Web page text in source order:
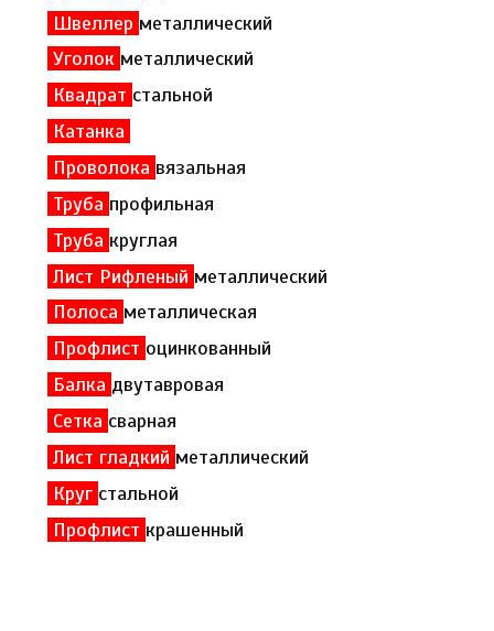
Швеллер металлический
Уголок металлический
Квадрат стальной
Катанка
Проволока вязальная
Труба профильная
Труба круглая
Лист Рифленый металлический
Полоса металлическая
Профлист оцинкованный
Балка двутавровая
Сетка сварная
Лист гладкий металлический
Круг стальной
Профлист крашенный